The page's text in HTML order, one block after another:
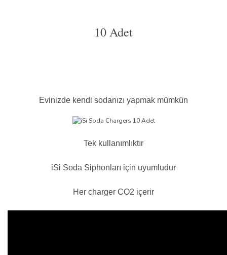
10 Adet
Evinizde kendi sodanızı yapmak mümkün
Tek kullanımlıktır
iSi Soda Siphonları için uyumludur
Her charger CO2 içerir